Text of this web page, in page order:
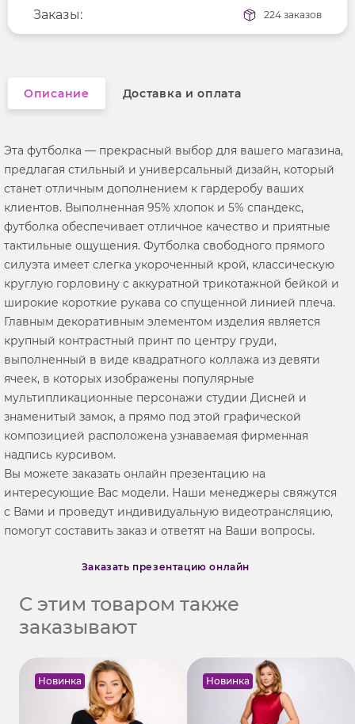
Длина рукава
короткие
Вырез горловины
округлый
Заказы: 224 заказов
Описание Доставка и оплата
Эта футболка — прекрасный выбор для вашего магазина,
предлагая стильный и универсальный дизайн, который
станет отличным дополнением к гардеробу ваших
клиентов. Выполненная 95% хлопок и 5% спандекс,
футболка обеспечивает отличное качество и приятные
тактильные ощущения. Футболка свободного прямого
силуэта имеет слегка укороченный крой, классическую
круглую горловину с аккуратной трикотажной бейкой и
широкие короткие рукава со спущенной линией плеча.
Главным декоративным элементом изделия является
крупный контрастный принт по центру груди,
выполненный в виде квадратного коллажа из девяти
ячеек, в которых изображены популярные
мультипликационные персонажи студии Дисней и
знаменитый замок, а прямо под этой графической
композицией расположена узнаваемая фирменная
надпись курсивом.
Вы можете заказать онлайн презентацию на
интересующие Вас модели. Наши менеджеры свяжутся
с Вами и проведут индивидуальную видеотрансляцию,
помогут составить заказ и ответят на Ваши вопросы.
Заказать презентацию онлайн
С этим товаром также
заказывают
Новинка Новинка